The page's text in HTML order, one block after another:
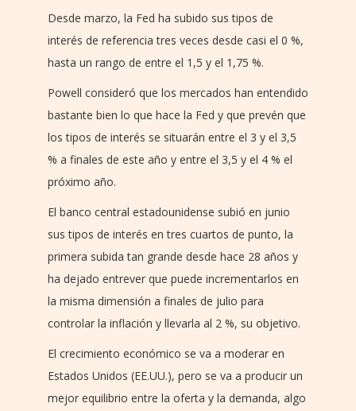
Desde marzo, la Fed ha subido sus tipos de
interés de referencia tres veces desde casi el 0 %,
hasta un rango de entre el 1,5 y el 1,75 %.
Powell consideró que los mercados han entendido
bastante bien lo que hace la Fed y que prevén que
los tipos de interés se situarán entre el 3 y el 3,5
% a finales de este año y entre el 3,5 y el 4 % el
próximo año.
El banco central estadounidense subió en junio
sus tipos de interés en tres cuartos de punto, la
primera subida tan grande desde hace 28 años y
ha dejado entrever que puede incrementarlos en
la misma dimensión a finales de julio para
controlar la inflación y llevarla al 2 %, su objetivo.
El crecimiento económico se va a moderar en
Estados Unidos (EE.UU.), pero se va a producir un
mejor equilibrio entre la oferta y la demanda, algo